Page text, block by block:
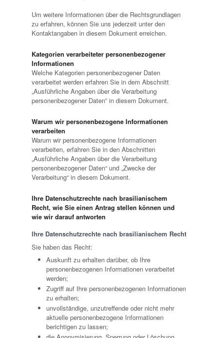
Um weitere Informationen über die Rechtsgrundlagen
zu erfahren, können Sie uns jederzeit unter den
Kontaktangaben in diesem Dokument erreichen.
Kategorien verarbeiteter personenbezogener
Informationen
Welche Kategorien personenbezogener Daten
verarbeitet werden erfahren Sie in dem Abschnitt
„Ausführliche Angaben über die Verarbeitung
personenbezogener Daten” in diesem Dokument.
Warum wir personenbezogene Informationen
verarbeiten
Warum wir personenbezogene Informationen
verarbeiten, erfahren Sie in den Abschnitten
„Ausführliche Angaben über die Verarbeitung
personenbezogener Daten“ und „Zwecke der
Verarbeitung“ in diesem Dokument.
Ihre Datenschutzrechte nach brasilianischem
Recht, wie Sie einen Antrag stellen können und
wie wir darauf antworten
Ihre Datenschutzrechte nach brasilianischem Recht
Sie haben das Recht:
Auskunft zu erhalten darüber, ob Ihre
personenbezogenen Informationen verarbeitet
werden;
Zugriff auf Ihre personenbezogenen Informationen
zu erhalten;
unvollständige, unzutreffende oder nicht mehr
aktuelle personenbezogene Informationen
berichtigen zu lassen;